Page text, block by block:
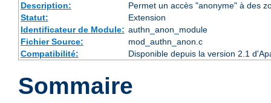
Description:
Permet un accès "anonyme" à des
Statut:
Extension
Identificateur de Module: authn_anon_module
Fichier Source:
mod_authn_anon.c
Compatibilité:
Disponible depuis la version 2.1
Sommaire